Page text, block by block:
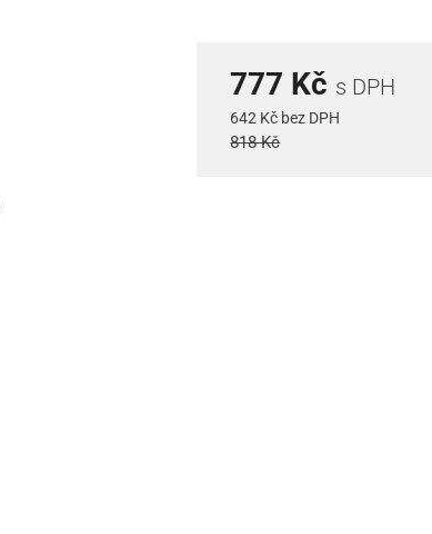
777 Kč s DPH
642 Kč bez DPH
818 Kč